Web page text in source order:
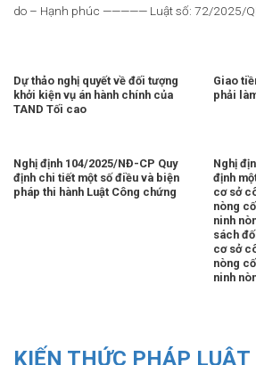
do – Hạnh phúc ————— Luật số: 72/2025/
Dự thảo nghị quyết về đối tượng
khởi kiện vụ án hành chính của
TAND Tối cao
Giao
phải
Nghị định 104/2025/NĐ-CP Quy
định chi tiết một số điều và biện
pháp thi hành Luật Công chứng
Nghị
định
cơ sở
nòng
ninh
sách
cơ sở
nòng
ninh
KIẾN THỨC PHÁP LUẬT